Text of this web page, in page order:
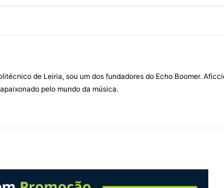
de Leiria, sou um dos fundadores do Echo Boomer.
pelo mundo da música.